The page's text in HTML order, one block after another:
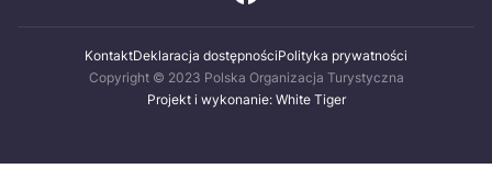
KontaktDeklaracja dostępnościPolityka prywatności
Copyright © 2023 Polska Organizacja Turystyczna
Projekt i wykonanie: White Tiger